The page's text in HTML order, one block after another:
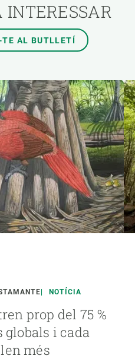
INTERESSAR
TE AL BUTLLETÍ
NOTÍCIA
prop del 75 %
i cada
més